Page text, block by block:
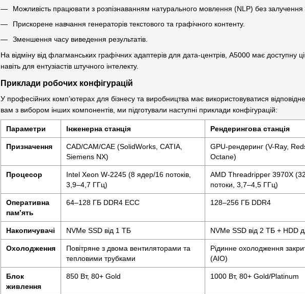
Можливість працювати з розпізнаванням натурального мовлення (NLP) без
Прискорене навчання генераторів текстового та графічного контенту.
Зменшення часу виведення результатів.
На відміну від флагманських графічних адаптерів для дата-центрів, A5000 має доступну
навіть для ентузіастів штучного інтелекту.
Приклади робочих конфігурацій
У професійних комп’ютерах для бізнесу та виробництва має використовуватися
вам з вибором інших компонентів, ми підготували наступні приклади конфігурацій:
Параметри Інженерна станція Рендерингова станція
Призначення
CAD/CAM/CAE (SolidWorks, CATIA,
Siemens NX)
GPU-рендеринг (V-Ray,
Octane)
Процесор
Intel Xeon W-2245 (8 ядер/16 потоків,
3,9–4,7 ГГц)
AMD Threadripper 3970X
потоки, 3,7–4,5 ГГц)
Оперативна
пам’ять
64–128 ГБ DDR4 ECC 128–256 ГБ DDR4
Накопичувачі NVMe SSD від 1 ТБ NVMe SSD від 2 ТБ + HDD
Охолодження
Повітряне з двома вентиляторами та
тепловими трубками
Рідинне охолодження
(AIO)
Блок
живлення
850 Вт, 80+ Gold 1000 Вт, 80+ Gold/Platinum